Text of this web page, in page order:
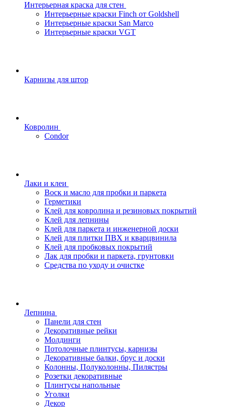
Интерьерная краска для стен
Интерьерные краски Finch от Goldshell
Интерьерные краски San Marco
Интерьерные краски VGT
Карнизы для штор
Ковролин
Condor
Лаки и клеи
Воск и масло для пробки и паркета
Герметики
Клей для ковролина и резиновых покрытий
Клей для лепнины
Клей для паркета и инженерной доски
Клей для плитки ПВХ и кварцвинила
Клей для пробковых покрытий
Лак для пробки и паркета, грунтовки
Средства по уходу и очистке
Лепнина
Панели для стен
Декоративные рейки
Молдинги
Потолочные плинтусы, карнизы
Декоративные балки, брус и доски
Колонны, Полуколонны, Пилястры
Розетки декоративные
Плинтусы напольные
Уголки
Декор